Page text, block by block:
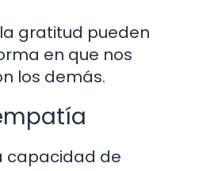
gratitud pueden
en que nos
los demás.
capacidad de